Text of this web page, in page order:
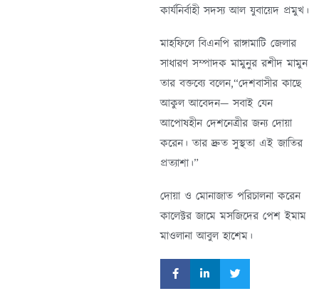
কার্যনির্বাহী সদস্য আল যুবায়েদ প্রমুখ।
মাহফিলে বিএনপি রাঙ্গামাটি জেলার
সাধারণ সম্পাদক মামুনুর রশীদ মামুন
তার বক্তব্যে বলেন,“দেশবাসীর কাছে
আকুল আবেদন— সবাই যেন
আপোষহীন দেশনেত্রীর জন্য দোয়া
করেন। তার দ্রুত সুস্থতা এই জাতির
প্রত্যাশা।”
দোয়া ও মোনাজাত পরিচালনা করেন
কালেক্টর জামে মসজিদের পেশ ইমাম
মাওলানা আবুল হাশেম।